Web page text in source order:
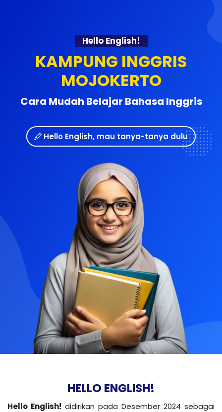
Hello English!
KAMPUNG INGGRIS
MOJOKERTO
Cara Mudah Belajar Bahasa Inggris
Hello English, mau tanya-tanya dulu
HELLO ENGLISH!
Hello English! didirikan pada Desember 2024 sebagai